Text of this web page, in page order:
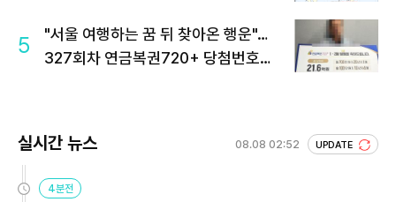
5
"서울 여행하는 꿈 뒤 찾아온 행운"…
327회차 연금복권720+ 당첨번호조
실시간 뉴스 08.08 02:52 UPDATE
4분전